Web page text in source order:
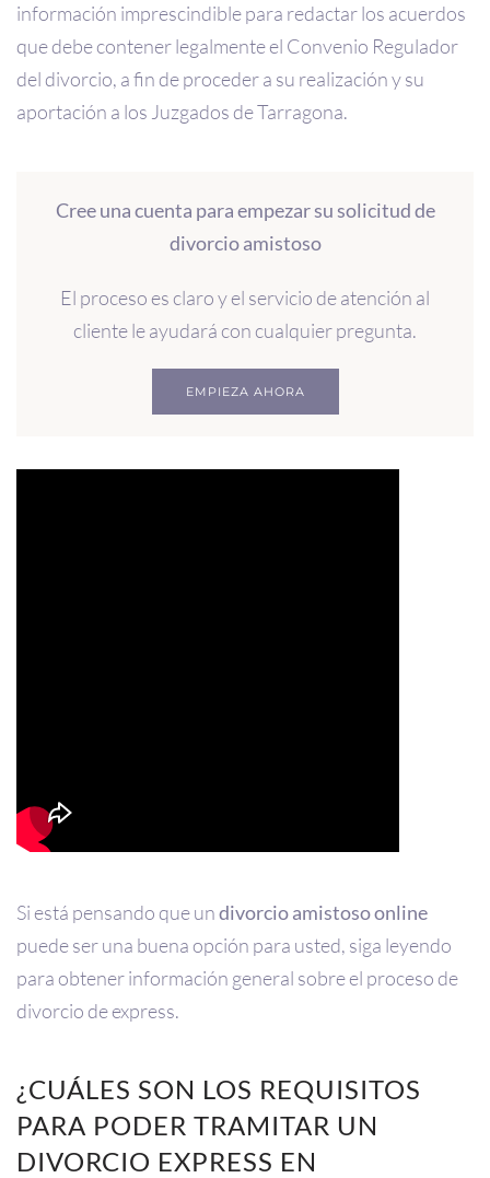
información imprescindible para redactar los acuerdos
que debe contener legalmente el Convenio Regulador
del divorcio, a fin de proceder a su realización y su
aportación a los Juzgados de Tarragona.
Cree una cuenta para empezar su solicitud de
divorcio amistoso
El proceso es claro y el servicio de atención al
cliente le ayudará con cualquier pregunta.
EMPIEZA AHORA
Si está pensando que undivorcio amistoso online
puede ser una buena opción para usted, siga leyendo
para obtener información general sobre el proceso de
divorcio de express.
¿CUÁLES SON LOS REQUISITOS
PARA PODER TRAMITAR UN
DIVORCIO EXPRESS EN